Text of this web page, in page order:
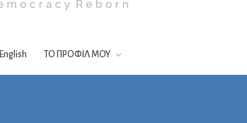
English ΤΟ ΠΡΟΦΙΛ ΜΟΥ